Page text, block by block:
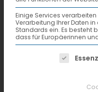
VTL
Einige Services
Verarbeitung Ihrer Daten in
Standards ein. Es besteht
dass für Europäerinnen
Es folgt eine